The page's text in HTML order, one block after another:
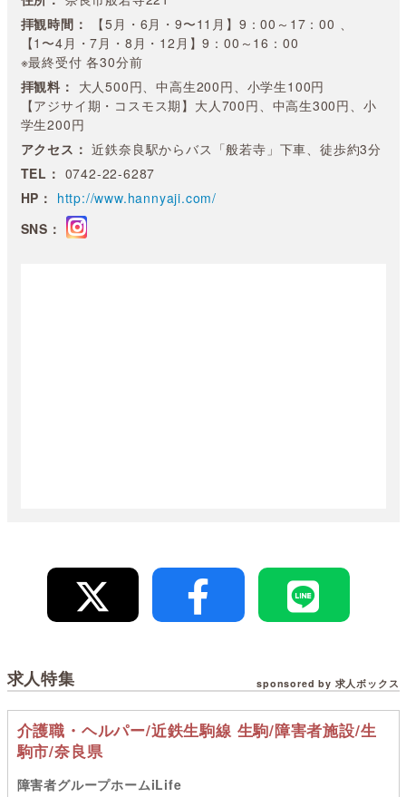
拝観時間：
【5月・6月・9〜11月】9：00～17：00 、
【1〜4月・7月・8月・12月】9：00～16：00
※最終受付 各30分前
拝観料： 大人500円、中高生200円、小学生100円
【アジサイ期・コスモス期】大人700円、中高生300円、小
学生200円
アクセス： 近鉄奈良駅からバス「般若寺」下車、徒歩約3分
TEL： 0742-22-6287
HP： http://www.hannyaji.com/
SNS：
求人特集 sponsored by 求人ボックス
介護職・ヘルパー/近鉄生駒線 生駒/障害者施設/生
駒市/奈良県
障害者グループホームiLife